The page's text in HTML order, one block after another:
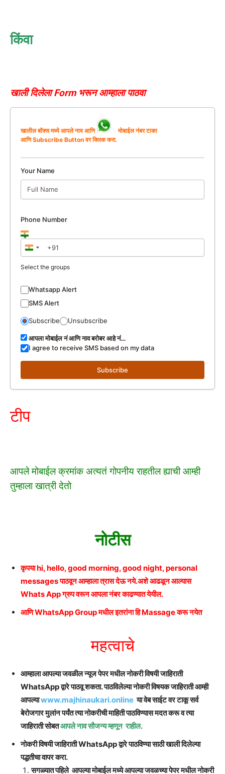
किंवा
खाली दिलेला Form भरून आम्हाला पाठवा
खालील बॉक्स मध्ये आपले नाव आणि
मोबाईल नंबर टाका
आणि Subscribe Button वर क्लिक करा.
Your Name
Phone Number
India
+91
Select the groups
Whatsapp Alert
SMS Alert
Subscribe Unsubscribe
आपला मोबाईल नं आणि नाव बरोबर आहे नं…
I agree to receive SMS based on my data
Subscribe
टीप
आपले मोबाईल क्रमांक अत्यतं गोपनीय राहतील ह्याची आम्ही
तुम्हाला खात्री देतो
नोटीस
कृपया hi, hello, good morning, good night, personal
messages पाठवून आम्हाला त्रास देऊ नये.अशे आढळून आल्यास
Whats App ग्रुप वरून आपला नंबर काढण्यात येयील.
आणि WhatsApp Group मधील इतरांना हि Massage करू नयेत
महत्वाचे
आम्हाला आपल्या जवळील न्यूज पेपर मधील नोकरी विषयी जाहिराती
WhatsApp द्वारे पाठवू शकता. पाठविलेल्या नोकरी विषयक जाहिराती आम्ही
आपल्याwww.majhinaukari.online या वेब साईट वर टाकू सर्व
बेरोजगार मुलांन पर्यंत त्या नोकरीची माहिती पाठविण्यास मदत करू व त्या
जाहिराती सोबतआपले नाव सौजन्य म्हणून राहील.
नोकरी विषयी जाहिराती WhatsApp द्वारे पाठविण्या साठी खाली दिलेल्या
पद्धतीचा वापर करा.
सगळ्यात पहिले आपल्या मोबाईल मध्ये आपल्या जवळच्या पेपर मधील नोकरी